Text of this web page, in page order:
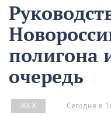
полигона
очередь
ЖКХ Сегодня в